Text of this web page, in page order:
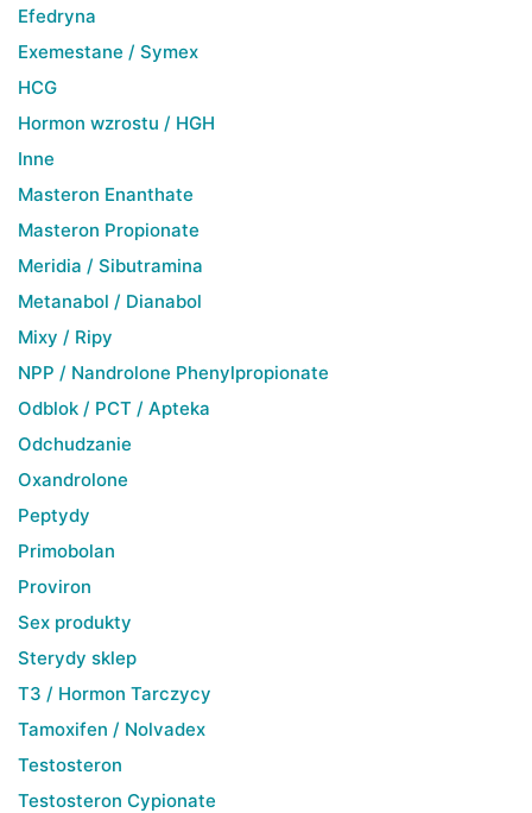
Efedryna
Exemestane / Symex
HCG
Hormon wzrostu / HGH
Inne
Masteron Enanthate
Masteron Propionate
Meridia / Sibutramina
Metanabol / Dianabol
Mixy / Ripy
NPP / Nandrolone Phenylpropionate
Odblok / PCT / Apteka
Odchudzanie
Oxandrolone
Peptydy
Primobolan
Proviron
Sex produkty
Sterydy sklep
T3 / Hormon Tarczycy
Tamoxifen / Nolvadex
Testosteron
Testosteron Cypionate